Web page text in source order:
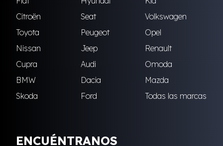
Citroën
Seat
Volkswagen
Toyota
Peugeot
Opel
Nissan
Jeep
Renault
Cupra
Audi
Omoda
BMW
Dacia
Mazda
Skoda
Ford Todas las marcas
ENCUÉNTRANOS